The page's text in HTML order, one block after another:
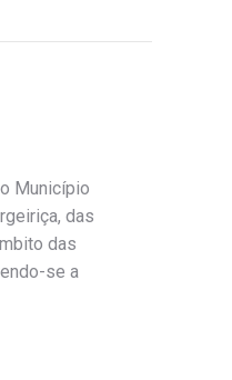
o Município
das
das
se a